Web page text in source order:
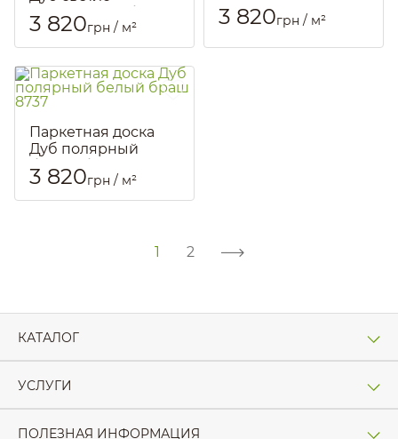
коричневый браш
8731
Артикул:: 1926
3 820грн / м²
8732
Артикул:: 1927
3 820грн / м²
Паркетная доска
Дуб полярный
белый браш 8737
Артикул:: 1928
3 820грн / м²
1 2
КАТАЛОГ
УСЛУГИ
ПОЛЕЗНАЯ ИНФОРМАЦИЯ